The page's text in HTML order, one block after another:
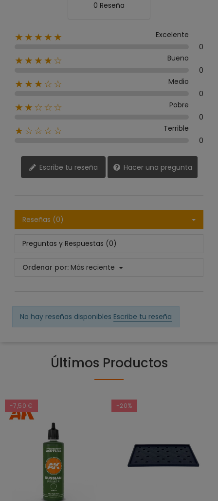
0 Reseña
★★★★★
Excelente
0
★★★★☆
Bueno
0
★★★☆☆
Medio
0
★★☆☆☆
Pobre
0
★☆☆☆☆
Terrible
0
Escribe tu reseña Hacer una pregunta
Reseñas (0)
Preguntas y Respuestas (0)
Ordenar por: Más reciente
No hay reseñas disponibles Escribe tu reseña
Últimos Productos
-7,50 € -20%